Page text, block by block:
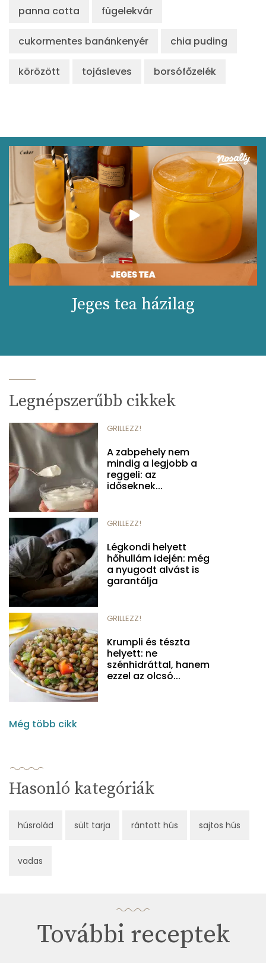
panna cotta fügelekvár
cukormentes banánkenyér chia puding
körözött tojásleves borsófőzelék
Jeges tea házilag
Legnépszerűbb cikkek
GRILLEZZ!
A zabpehely nem
mindig a legjobb a
reggeli: az
időseknek...
GRILLEZZ!
Légkondi helyett
hőhullám idején: még
a nyugodt alvást is
garantálja
GRILLEZZ!
Krumpli és tészta
helyett: ne
szénhidráttal, hanem
ezzel az olcsó...
Még több cikk
Hasonló kategóriák
húsrolád sült tarja rántott hús sajtos hús
vadas
További receptek